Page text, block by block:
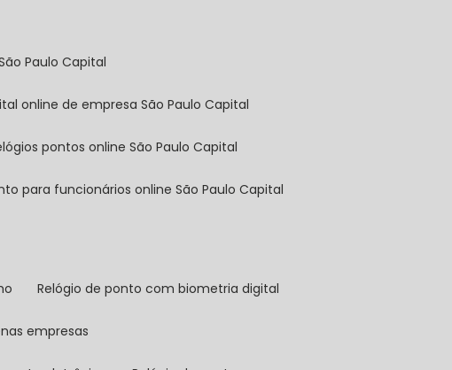
Paulo Capital
online de empresa São Paulo Capital
pontos online São Paulo Capital
para funcionários online São Paulo Capital
relógio de ponto com biometria digital
empresas